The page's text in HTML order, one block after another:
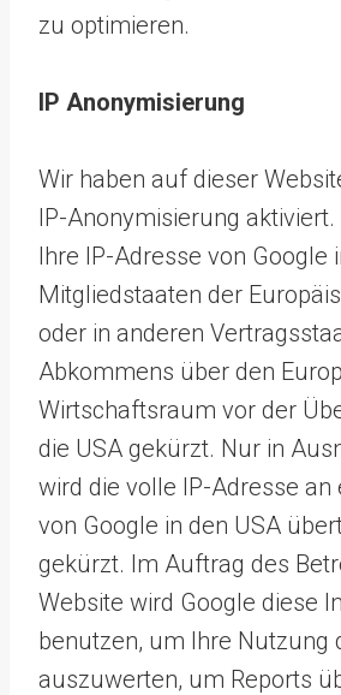
zu optimieren.
IP Anonymisierung
Wir haben auf dieser
IP-Anonymisierung
Ihre IP-Adresse von Google
Mitgliedstaaten der
oder in anderen
Abkommens über den
Wirtschaftsraum vor der
die USA gekürzt. Nur in
wird die volle IP-Adresse an
von Google in den USA
gekürzt. Im Auftrag des
Website wird Google diese
benutzen, um Ihre Nutzung
auszuwerten, um Reports